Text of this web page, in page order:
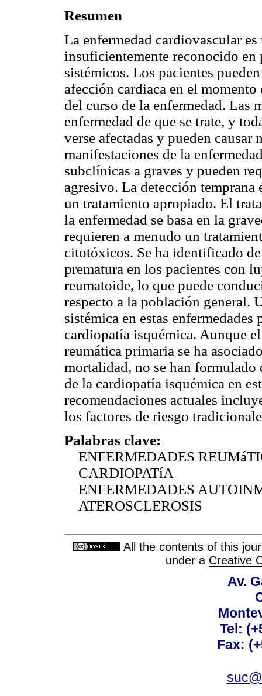
Resumen
La enfermedad cardiovascular
insuficientemente reconocido en
sistémicos. Los pacientes
afección cardiaca en el
del curso de la enfermedad. Las
enfermedad de que se trate, y
verse afectadas y pueden
manifestaciones de la
subclínicas a graves y pueden
agresivo. La detección
un tratamiento apropiado. El
la enfermedad se basa en la
requieren a menudo un
citotóxicos. Se ha identificado
prematura en los pacientes con
reumatoide, lo que puede
respecto a la población general.
sistémica en estas
cardiopatía isquémica. Aunque
reumática primaria se ha
mortalidad, no se han formulado
de la cardiopatía isquémica en
recomendaciones actuales
los factores de riesgo
Palabras clave:
ENFERMEDADES
CARDIOPATíA
ENFERMEDADES
ATEROSCLEROSIS
All the contents of this
under a Creative
Av.
Tel:
Fax: